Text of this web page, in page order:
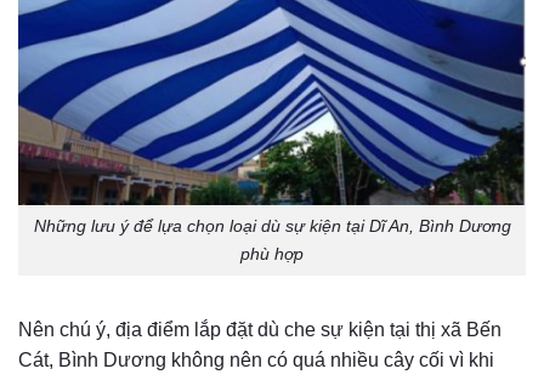
Những lưu ý để lựa chọn loại dù sự kiện tại Dĩ An, Bình Dương
phù hợp
Nên chú ý, địa điểm lắp đặt dù che sự kiện tại thị xã Bến
Cát, Bình Dương không nên có quá nhiều cây cối vì khi